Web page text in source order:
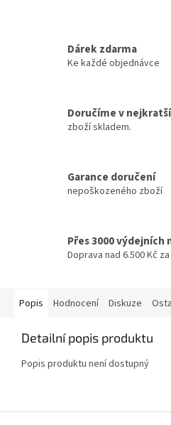
Dárek zdarma
Ke každé objednávce
Doručíme v
zboží skladem.
Garance doručení
nepoškozeného zboží
Přes 3000 výdejních
Doprava nad 6.500 Kč
Popis Hodnocení Diskuze
Detailní popis produktu
Popis produktu není dostupný